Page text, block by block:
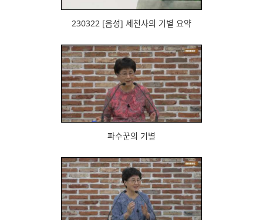
230322 [음성] 세천사의 기별 요약
866
파수꾼의 기별
949